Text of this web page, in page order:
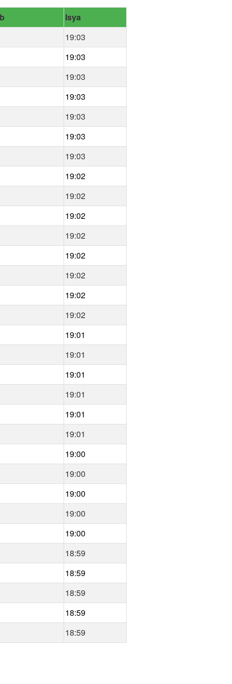
Isya
19:03
19:03
19:03
19:03
19:03
19:03
19:03
19:02
19:02
19:02
19:02
19:02
19:02
19:02
19:02
19:01
19:01
19:01
19:01
19:01
19:01
19:00
19:00
19:00
19:00
19:00
18:59
18:59
18:59
18:59
18:59